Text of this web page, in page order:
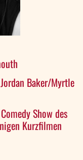
Baker/Myrtle
Show des
Kurzfilmen